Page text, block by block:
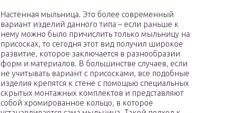
Настенная мыльница. Это более современный
вариант изделий данного типа – если раньше к
нему можно было причислить только мыльницу на
присосках, то сегодня этот вид получил широкое
развитие, которое заключается в разнообразии
форм и материалов. В большинстве случаев, если
не учитывать вариант с присосками, все подобные
изделия крепятся к стене с помощью специальных
скрытых монтажных комплектов и представляют
собой хромированное кольцо, в которое